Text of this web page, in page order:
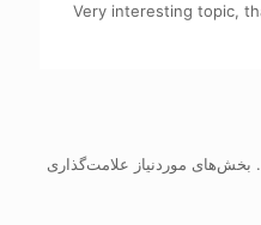
Very interesting topic,
بخش‌های موردنیاز علامت‌گذاری